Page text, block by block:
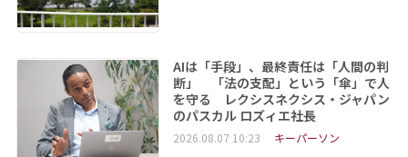
AIは「手段」、最終責任は「人間の判
断」 「法の支配」という「傘」で人
を守る レクシスネクシス・ジャパン
のパスカル ロズィエ社長
2026.08.07 10:23 キーパーソン